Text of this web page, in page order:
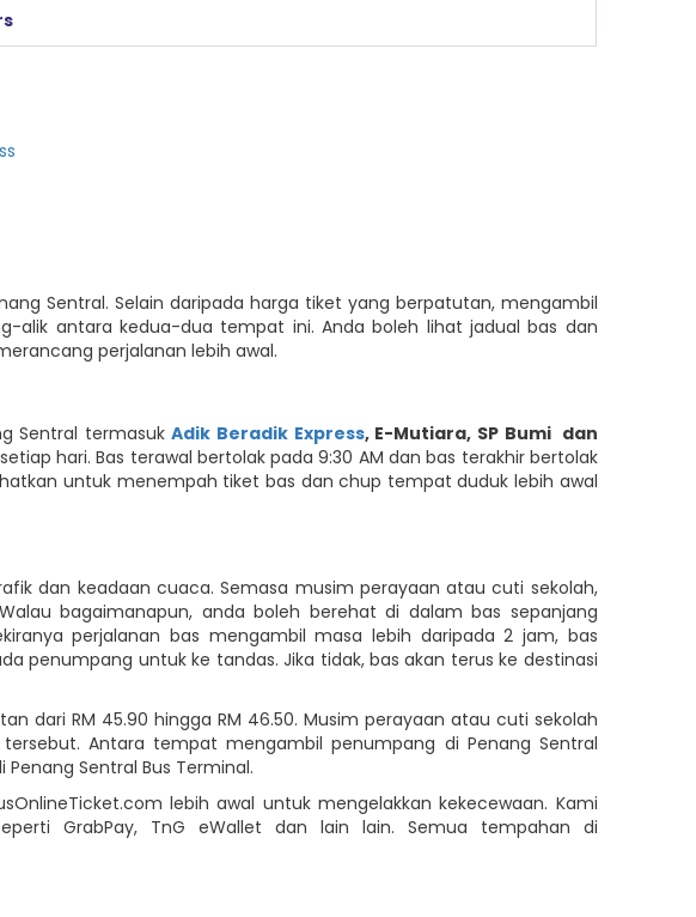
Sentral. Selain daripada harga tiket yang berpatutan, mengambil
alik antara kedua-dua tempat ini. Anda boleh lihat jadual bas dan
perjalanan lebih awal.
Sentral termasukAdik Beradik Express, E-Mutiara, SP Bumi dan
hari. Bas terawal bertolak pada 9:30 AM dan bas terakhir bertolak
untuk menempah tiket bas dan chup tempat duduk lebih awal
dan keadaan cuaca. Semasa musim perayaan atau cuti sekolah,
bagaimanapun, anda boleh berehat di dalam bas sepanjang
perjalanan bas mengambil masa lebih daripada 2 jam, bas
penumpang untuk ke tandas. Jika tidak, bas akan terus ke destinasi
dari RM 45.90 hingga RM 46.50. Musim perayaan atau cuti sekolah
Antara tempat mengambil penumpang di Penang Sentral
Sentral Bus Terminal.
lebih awal untuk mengelakkan kekecewaan. Kami
GrabPay, TnG eWallet dan lain lain. Semua tempahan di